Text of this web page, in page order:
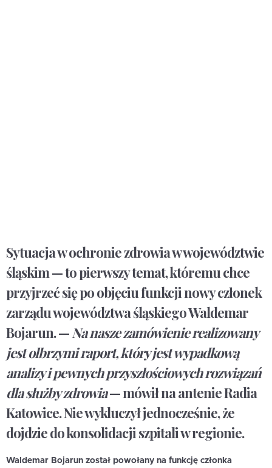
Sytuacja w ochronie zdrowia w województwie
śląskim — to pierwszy temat, któremu chce
przyjrzeć się po objęciu funkcji nowy członek
zarządu województwa śląskiego Waldemar
Bojarun. —Na nasze zamówienie realizowany
jest olbrzymi raport, który jest wypadkową
analizy i pewnych przyszłościowych rozwiązań
dla służby zdrowia— mówił na antenie Radia
Katowice. Nie wykluczył jednocześnie, że
dojdzie do konsolidacji szpitali w regionie.
Waldemar Bojarun został powołany na funkcję członka